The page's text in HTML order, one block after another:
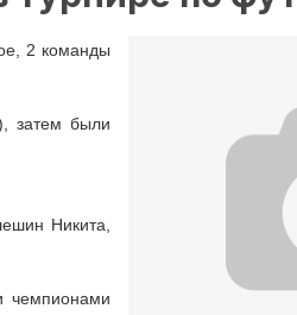
2 команды
затем были
Никита,
чемпионами